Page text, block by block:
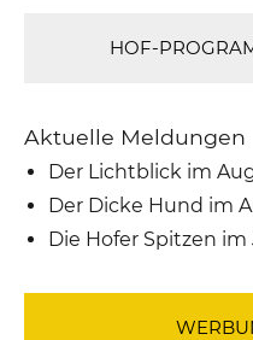
HOF-
Aktuelle Meldungen
Der Lichtblick im
Der Dicke Hund im
Die Hofer Spitzen im